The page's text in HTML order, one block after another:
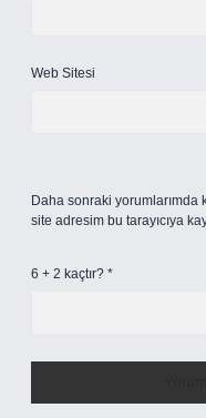
Web Sitesi
Daha sonraki yorumlarımda
site adresim bu tarayıcıya
6 + 2 kaçtır? *